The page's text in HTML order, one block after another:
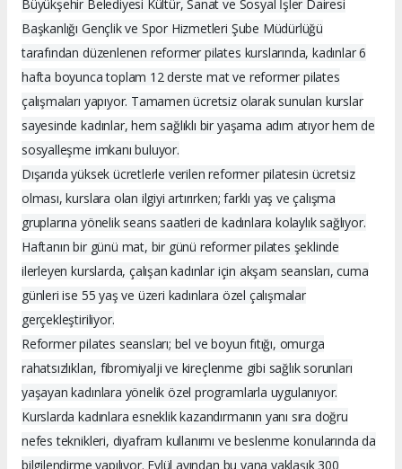
Büyükşehir Belediyesi Kültür, Sanat ve Sosyal İşler Dairesi
Başkanlığı Gençlik ve Spor Hizmetleri Şube Müdürlüğü
tarafından düzenlenen reformer pilates kurslarında, kadınlar 6
hafta boyunca toplam 12 derste mat ve reformer pilates
çalışmaları yapıyor. Tamamen ücretsiz olarak sunulan kurslar
sayesinde kadınlar, hem sağlıklı bir yaşama adım atıyor hem de
sosyalleşme imkanı buluyor.
Dışarıda yüksek ücretlerle verilen reformer pilatesin ücretsiz
olması, kurslara olan ilgiyi artırırken; farklı yaş ve çalışma
gruplarına yönelik seans saatleri de kadınlara kolaylık sağlıyor.
Haftanın bir günü mat, bir günü reformer pilates şeklinde
ilerleyen kurslarda, çalışan kadınlar için akşam seansları, cuma
günleri ise 55 yaş ve üzeri kadınlara özel çalışmalar
gerçekleştiriliyor.
Reformer pilates seansları; bel ve boyun fıtığı, omurga
rahatsızlıkları, fibromiyalji ve kireçlenme gibi sağlık sorunları
yaşayan kadınlara yönelik özel programlarla uygulanıyor.
Kurslarda kadınlara esneklik kazandırmanın yanı sıra doğru
nefes teknikleri, diyafram kullanımı ve beslenme konularında da
bilgilendirme yapılıyor. Eylül ayından bu yana yaklaşık 300